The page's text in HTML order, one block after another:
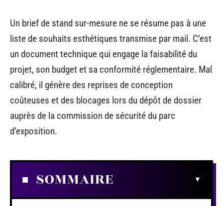
Un brief de stand sur-mesure ne se résume pas à une
liste de souhaits esthétiques transmise par mail. C’est
un document technique qui engage la faisabilité du
projet, son budget et sa conformité réglementaire. Mal
calibré, il génère des reprises de conception
coûteuses et des blocages lors du dépôt de dossier
auprès de la commission de sécurité du parc
d’exposition.
SOMMAIRE